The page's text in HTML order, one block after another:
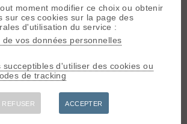
posts] - Le 16/01/2022 20:40
côté aime qui offre pas mal de possibilités
, en gros derrière la Pierra ment
moment modifier ce choix ou obtenir
sur ces cookies sur la page des
d'utilisation du service :
de vos données personnelles
succeptibles d'utiliser des cookies ou
de tracking
REFUSER ACCEPTER